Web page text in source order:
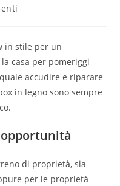
in stile per un
casa per pomeriggi
accudire e riparare
in legno sono sempre
di proprietà, sia
per le proprietà